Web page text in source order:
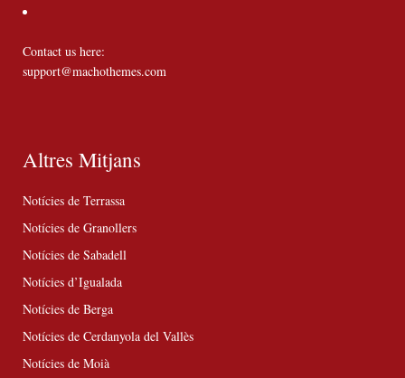
Contact us here:
support@machothemes.com
Altres Mitjans
Notícies de Terrassa
Notícies de Granollers
Notícies de Sabadell
Notícies d’Igualada
Notícies de Berga
Notícies de Cerdanyola del Vallès
Notícies de Moià